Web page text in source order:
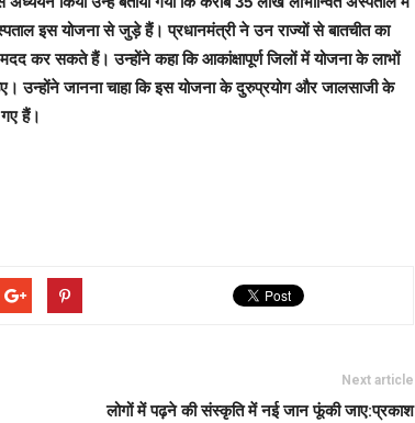
इस योजना से जुड़े हैं। प्रधानमंत्री ने उन राज्यों से बातचीत का
कर सकते हैं। उन्होंने कहा कि आकांक्षापूर्ण जिलों में योजना के लाभों
उन्होंने जानना चाहा कि इस योजना के दुरुप्रयोग और जालसाजी के
हैं।
Next article
लोगों में पढ़ने की संस्कृति में नई जान फूंकी जाए:प्रकाश